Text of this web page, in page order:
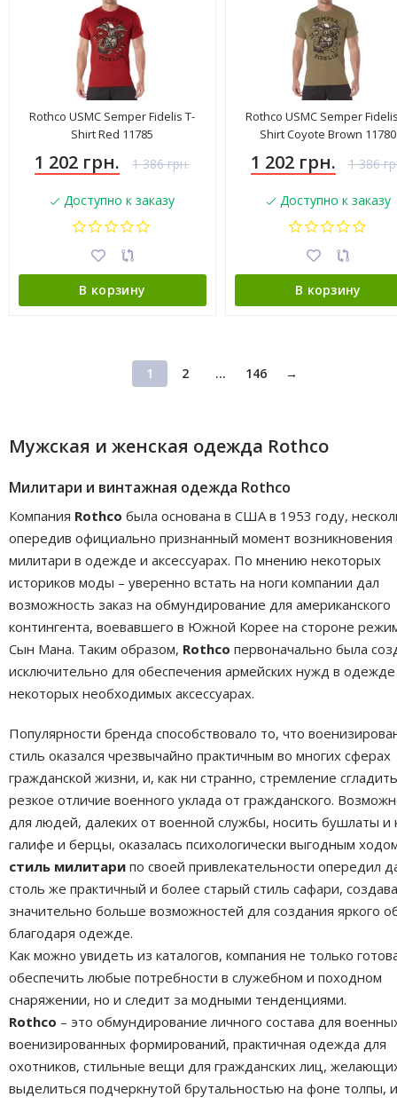
Rothco USMC Semper Fidelis T-
Shirt Red 11785
1 202 грн. 1 386 грн.
Доступно к заказу
В корзину
Rothco USMC Semper
Shirt Coyote Brown 11780
1 202 грн. 1 386
Доступно к заказу
В корзину
1 2 ... 146 →
Мужская и женская одежда Rothco
Милитари и винтажная одежда Rothco
Компания Rothco была основана в США в 1953 году,
опередив официально признанный момент возникновения
милитари в одежде и аксессуарах. По мнению некоторых
историков моды – уверенно встать на ноги компании дал
возможность заказ на обмундирование для американского
контингента, воевавшего в Южной Корее на стороне
Сын Мана. Таким образом, Rothco первоначально была
исключительно для обеспечения армейских нужд в
некоторых необходимых аксессуарах.
Популярности бренда способствовало то, что
стиль оказался чрезвычайно практичным во многих сферах
гражданской жизни, и, как ни странно, стремление сгладить
резкое отличие военного уклада от гражданского.
для людей, далеких от военной службы, носить бушлаты и
галифе и берцы, оказалась психологически выгодным
стиль милитари по своей привлекательности опередил
столь же практичный и более старый стиль сафари,
значительно больше возможностей для создания яркого
благодаря одежде.
Как можно увидеть из каталогов, компания не только
обеспечить любые потребности в служебном и походном
снаряжении, но и следит за модными тенденциями.
Rothco – это обмундирование личного состава для
военизированных формирований, практичная одежда для
охотников, стильные вещи для гражданских лиц,
выделиться подчеркнутой брутальностью на фоне толпы, и